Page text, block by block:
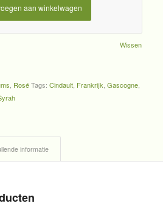
Wissen
aan winkelwagen
Rosé Tags: Cindault, Frankrijk Gascogne,
informatie